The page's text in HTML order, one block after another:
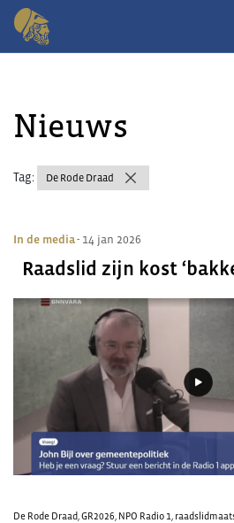
Nieuws
Tag: De Rode Draad
In de media- 14 jan 2026
Raadslid zijn kost
De Rode Draad,GR2026, NPO Radio 1 ,